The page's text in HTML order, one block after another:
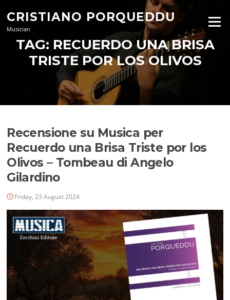
content
CRISTIANO PORQUEDDU
Musician
Menu
TAG: RECUERDO UNA BRISA
TRISTE POR LOS OLIVOS
Recensione su Musica per
Recuerdo una Brisa Triste por los
Olivos – Tombeau di Angelo
Gilardino
Friday, 23 August 2024